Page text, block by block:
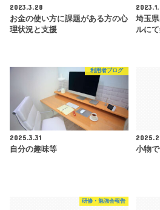
2023.3.28
お金の使い方に課題がある方の心
理状況と支援
埼玉
ルに
利用者ブログ
2025.3.31
自分の趣味等
小物
研修・勉強会報告